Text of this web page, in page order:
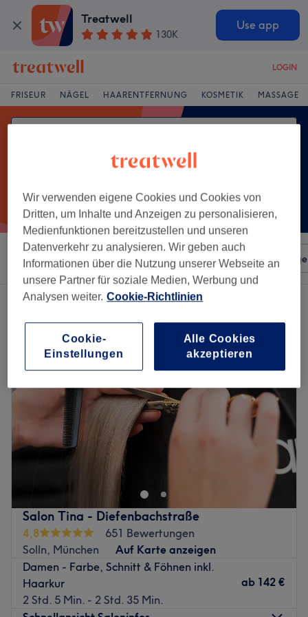
Treatwell
130K
Use app
LOGIN
FRISEUR NÄGEL HAARENTFERNUNG KOSMETIK MASSAGE
Sortieren nach Beliebiger Preis Salons
Ein Salon, der anbietet: damen - komplettfarbe in Solln, München
Salon Tina - Diefenbachstraße
4,8
651 Bewertungen
Solln, München
Auf Karte anzeigen
Damen - Farbe, Schnitt & Föhnen inkl.
Haarkur
2 Std. 5 Min. - 2 Std. 35 Min.
ab 142 €
Wir verwenden eigene Cookies und Cookies von
Dritten, um Inhalte und Anzeigen zu personalisieren,
Medienfunktionen bereitzustellen und unseren
Datenverkehr zu analysieren. Wir geben auch
Informationen über die Nutzung unserer Webseite an
unsere Partner für soziale Medien, Werbung und
Analysen weiter. Cookie-Richtlinien
Cookie-
Einstellungen
Alle Cookies
akzeptieren